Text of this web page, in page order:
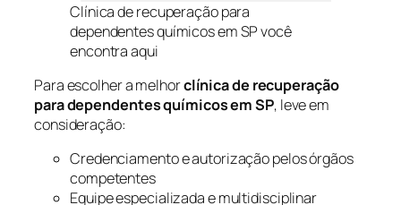
Clínica de recuperação para
dependentes químicos em SP você
encontra aqui
Para escolher a melhorclínica de recuperação
para dependentes químicos em SP, leve em
consideração:
Credenciamento e autorização pelos órgãos
competentes
Equipe especializada e multidisciplinar